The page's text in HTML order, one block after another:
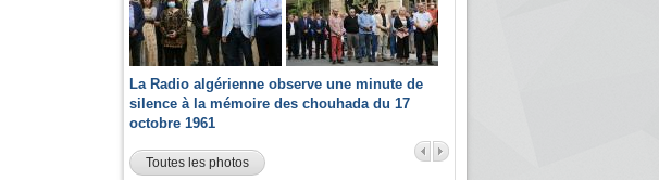
La Radio algérienne observe une minute de
silence à la mémoire des chouhada du 17
octobre 1961
Toutes les photos